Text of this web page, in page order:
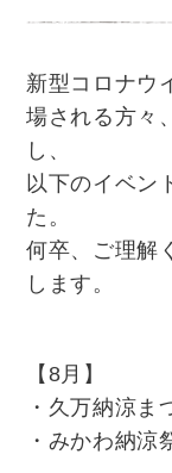
新型コロナウ
場される方々
し、
以下のイベン
た。
何卒、ご理解
します。
【8月】
・久万納涼ま
・みかわ納涼